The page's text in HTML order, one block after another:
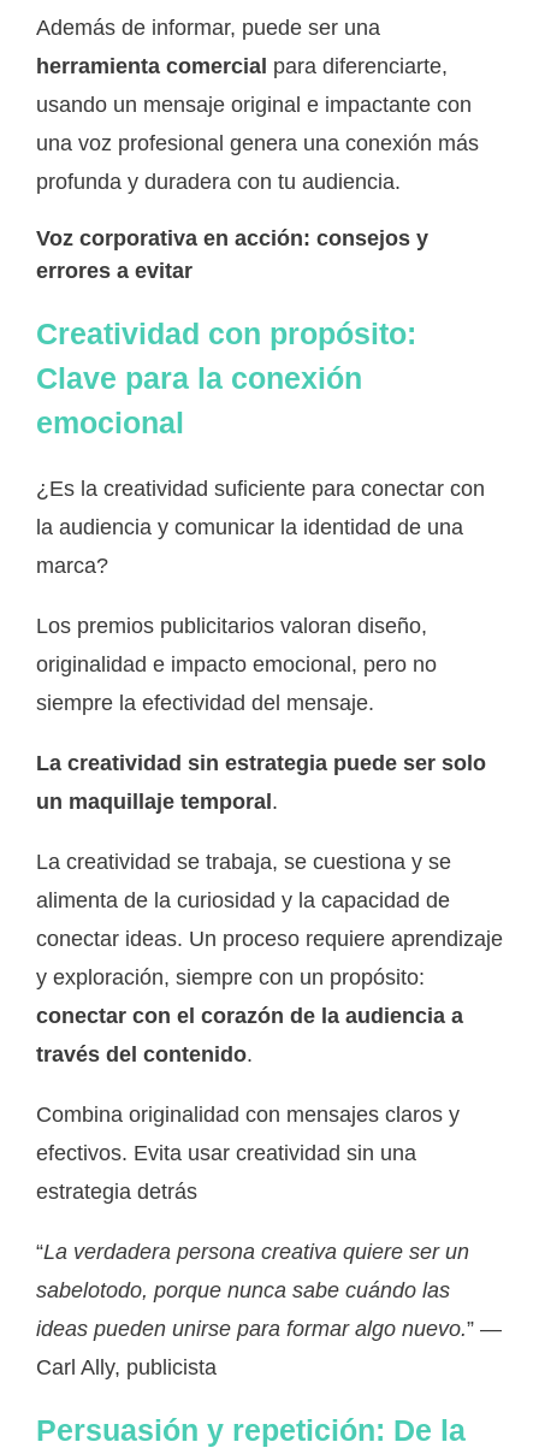
Además de informar, puede ser una
herramienta comercial para diferenciarte,
usando un mensaje original e impactante con
una voz profesional genera una conexión más
profunda y duradera con tu audiencia.
Voz corporativa en acción: consejos y
errores a evitar
Creatividad con propósito:
Clave para la conexión
emocional
¿Es la creatividad suficiente para conectar con
la audiencia y comunicar la identidad de una
marca?
Los premios publicitarios valoran diseño,
originalidad e impacto emocional, pero no
siempre la efectividad del mensaje.
La creatividad sin estrategia puede ser solo
un maquillaje temporal.
La creatividad se trabaja, se cuestiona y se
alimenta de la curiosidad y la capacidad de
conectar ideas. Un proceso requiere aprendizaje
y exploración, siempre con un propósito:
conectar con el corazón de la audiencia a
través del contenido.
Combina originalidad con mensajes claros y
efectivos. Evita usar creatividad sin una
estrategia detrás
“La verdadera persona creativa quiere ser un
sabelotodo, porque nunca sabe cuándo las
ideas pueden unirse para formar algo nuevo.” —
Carl Ally, publicista
Persuasión y repetición: De la